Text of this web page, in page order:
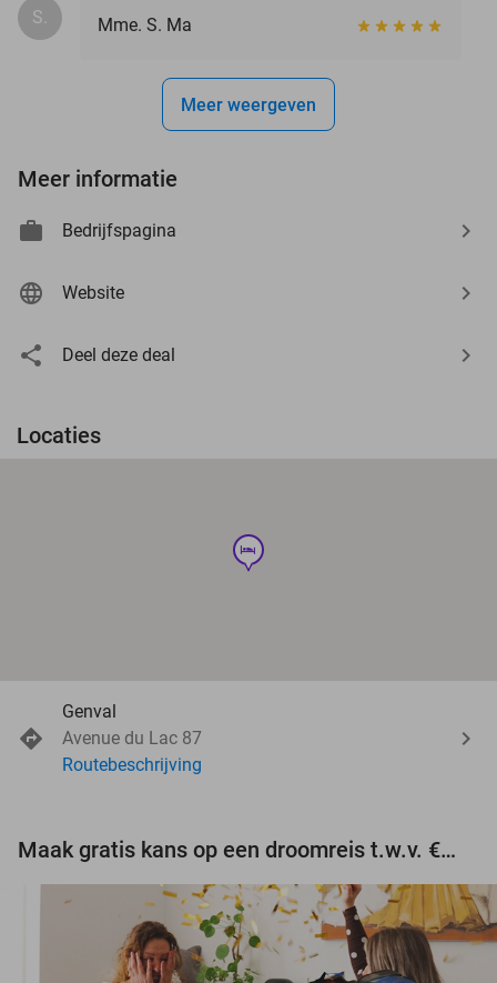
S. Mme. S. Ma
Meer weergeven
Meer informatie
Bedrijfspagina
Website
Deel deze deal
Locaties
hotel
Genval
Avenue du Lac 87
Routebeschrijving
Maak gratis kans op een droomreis t.w.v. €3.000!